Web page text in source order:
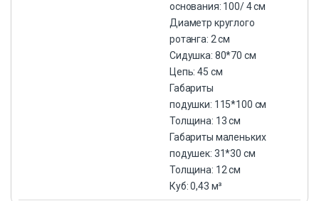
основания: 100/ 4 cм
Диаметр круглого
ротанга: 2 cм
Сидушка: 80*70 см
Цепь: 45 см
Габариты
подушки: 115*100 см
Толщина: 13 см
Габариты маленьких
подушек: 31*30 см
Толщина: 12 см
Куб: 0,43 м³